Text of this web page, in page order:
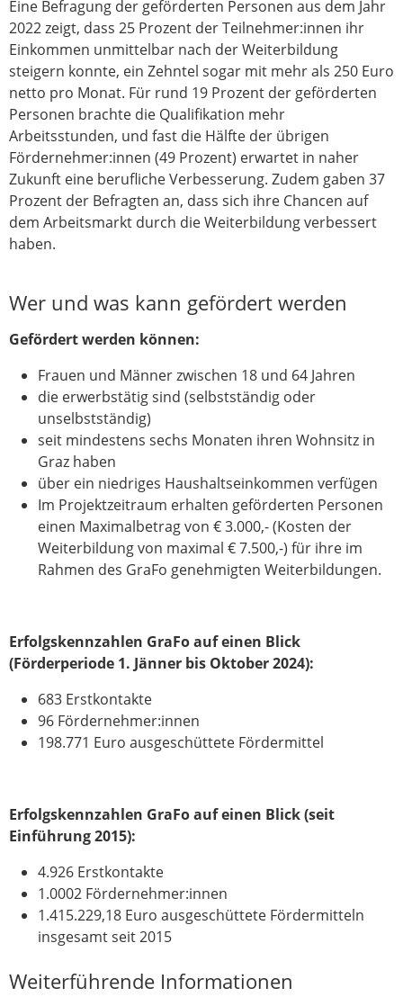
Eine Befragung der geförderten Personen aus dem Jahr
2022 zeigt, dass 25 Prozent der Teilnehmer:innen ihr
Einkommen unmittelbar nach der Weiterbildung
steigern konnte, ein Zehntel sogar mit mehr als 250 Euro
netto pro Monat. Für rund 19 Prozent der geförderten
Personen brachte die Qualifikation mehr
Arbeitsstunden, und fast die Hälfte der übrigen
Fördernehmer:innen (49 Prozent) erwartet in naher
Zukunft eine berufliche Verbesserung. Zudem gaben 37
Prozent der Befragten an, dass sich ihre Chancen auf
dem Arbeitsmarkt durch die Weiterbildung verbessert
haben.
Wer und was kann gefördert werden
Gefördert werden können:
Frauen und Männer zwischen 18 und 64 Jahren
die erwerbstätig sind (selbstständig oder
unselbstständig)
seit mindestens sechs Monaten ihren Wohnsitz in
Graz haben
über ein niedriges Haushaltseinkommen verfügen
Im Projektzeitraum erhalten geförderten Personen
einen Maximalbetrag von € 3.000,- (Kosten der
Weiterbildung von maximal € 7.500,-) für ihre im
Rahmen des GraFo genehmigten Weiterbildungen.
Erfolgskennzahlen GraFo auf einen Blick
(Förderperiode 1. Jänner bis Oktober 2024):
683 Erstkontakte
96 Fördernehmer:innen
198.771 Euro ausgeschüttete Fördermittel
Erfolgskennzahlen GraFo auf einen Blick (seit
Einführung 2015):
4.926 Erstkontakte
1.0002 Fördernehmer:innen
1.415.229,18 Euro ausgeschüttete Fördermitteln
insgesamt seit 2015
Weiterführende Informationen